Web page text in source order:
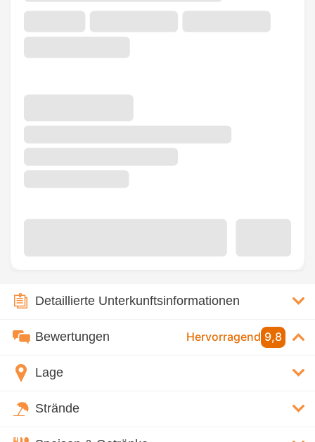
Detaillierte Unterkunftsinformationen
Bewertungen Hervorragend 9,8
Lage
Strände